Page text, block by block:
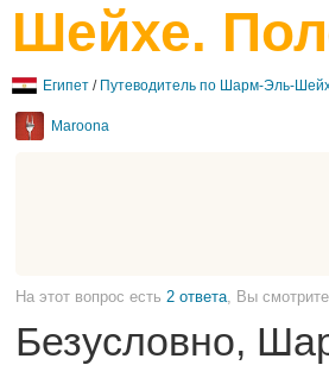
Шейхе.
Египет / Путеводитель по Шарм-Эль-
Maroona
На этот вопрос есть 2 ответа , Вы
Безусловно,